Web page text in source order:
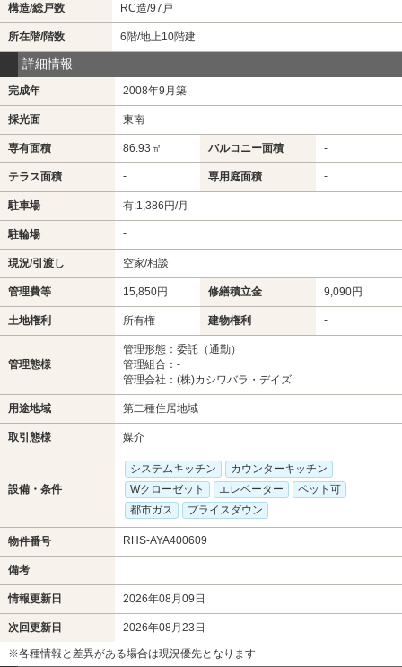
構造/総戸数 RC造/97戸
所在階/階数 6階/地上10階建
詳細情報
完成年 2008年9月築
採光面 東南
専有面積 86.93㎡ バルコニー面積 -
テラス面積 - 専用庭面積 -
駐車場 有:1,386円/月
駐輪場 -
現況/引渡し 空家/相談
管理費等 15,850円 修繕積立金 9,090円
土地権利 所有権 建物権利 -
管理態様
管理形態：委託（通勤）
管理組合：-
管理会社：(株)カシワバラ・デイズ
用途地域 第二種住居地域
取引態様 媒介
設備・条件
システムキッチン
カウンターキッチン
Wクローゼット
エレベーター
ペット可
都市ガス
プライスダウン
物件番号 RHS-AYA400609
備考
情報更新日 2026年08月09日
次回更新日 2026年08月23日
※各種情報と差異がある場合は現況優先となります